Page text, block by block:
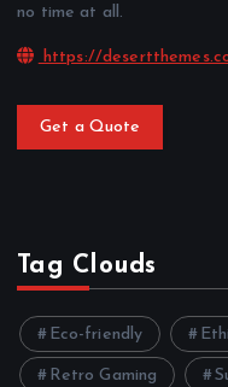
no time at all.
https://
Get a Quote
Tag Clouds
Eco-friendly
Retro Gaming